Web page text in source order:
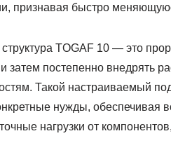
признавая быстро
TOGAF 10 — это
затем постепенно внедрять
Такой настраиваемый
нужды, обеспечивая
нагрузки от